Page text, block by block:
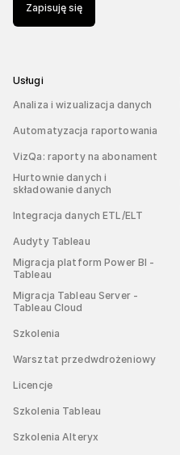
Zapisuję się
Usługi
Analiza i wizualizacja danych
Automatyzacja raportowania
VizQa: raporty na abonament
Hurtownie danych i
składowanie danych
Integracja danych ETL/ELT
Audyty Tableau
Migracja platform Power BI -
Tableau
Migracja Tableau Server -
Tableau Cloud
Szkolenia
Warsztat przedwdrożeniowy
Licencje
Szkolenia Tableau
Szkolenia Alteryx